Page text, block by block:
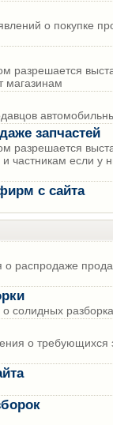
о покупке
разрешается
магазинам
запчастей
разрешается
если у
с сайта
распродаже
солидных
о требующихся